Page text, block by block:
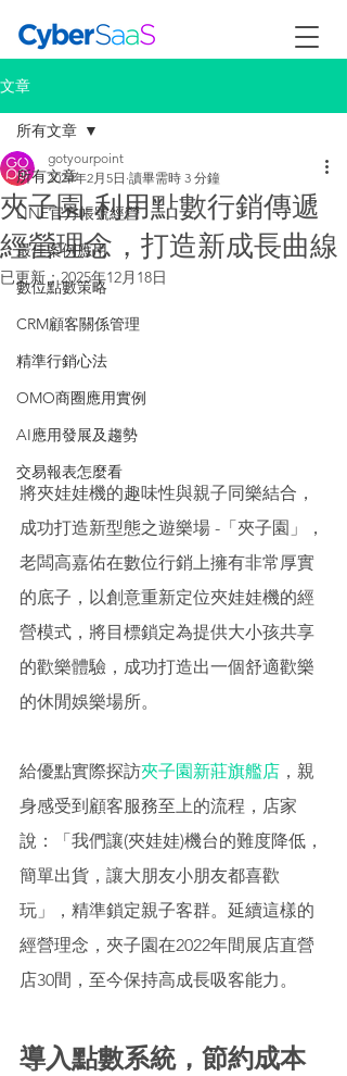
文章
所有文章
LINE官方帳號經營
最佳案例應用
數位點數策略
CRM顧客關係管理
精準行銷心法
OMO商圈應用實例
AI應用發展及趨勢
交易報表怎麼看
所有文章
夾子園-利用點數行銷傳遞
經營理念，打造新成長曲線
gotyourpoint
2024年2月5日 讀畢需時 3 分鐘
已更新：2025年12月18日
將夾娃娃機的趣味性與親子同樂結合，
成功打造新型態之遊樂場 -「夾子園」，
老闆高嘉佑在數位行銷上擁有非常厚實
的底子，以創意重新定位夾娃娃機的經
營模式，將目標鎖定為提供大小孩共享
的歡樂體驗，成功打造出一個舒適歡樂
的休閒娛樂場所。
給優點實際探訪夾子園新莊旗艦店 ，親
身感受到顧客服務至上的流程，店家
說：「我們讓(夾娃娃)機台的難度降低，
簡單出貨，讓大朋友小朋友都喜歡
玩」，精準鎖定親子客群。延續這樣的
經營理念，夾子園在2022年間展店直營
店30間，至今保持高成長吸客能力。
導入點數系統，節約成本